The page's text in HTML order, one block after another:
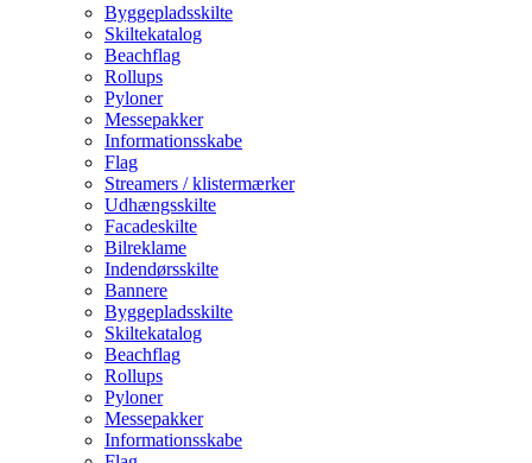
Byggepladsskilte
Skiltekatalog
Beachflag
Rollups
Pyloner
Messepakker
Informationsskabe
Flag
Streamers / klistermærker
Udhængsskilte
Facadeskilte
Bilreklame
Indendørsskilte
Bannere
Byggepladsskilte
Skiltekatalog
Beachflag
Rollups
Pyloner
Messepakker
Informationsskabe